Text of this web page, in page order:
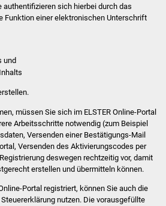
Beschränkte
Gewerbe - Selbsteintrag
authentifizieren sich hierbei durch das
Funktion einer elektronischen Unterschrift
und
müssen Sie sich im ELSTER Online-Portal
Arbeitsschritte notwendig (zum Beispiel
Versenden einer Bestätigungs-Mail
Versenden des Aktivierungscodes per
deswegen rechtzeitig vor, damit
erstellen und übermitteln können.
Portal registriert, können Sie auch die
nutzen. Die vorausgefüllte